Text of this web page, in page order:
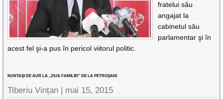
fratelui său
angajat la
cabinetul său
parlamentar şi în
acest fel şi-a pus în pericol viitorul politic.
NUNTAŞI DE AUR LA „ZIUA FAMILIEI” DE LA PETROŞANI
Tiberiu Vințan | mai 15, 2015